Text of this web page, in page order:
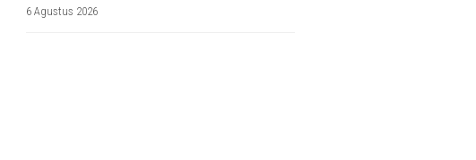
6 Agustus 2026